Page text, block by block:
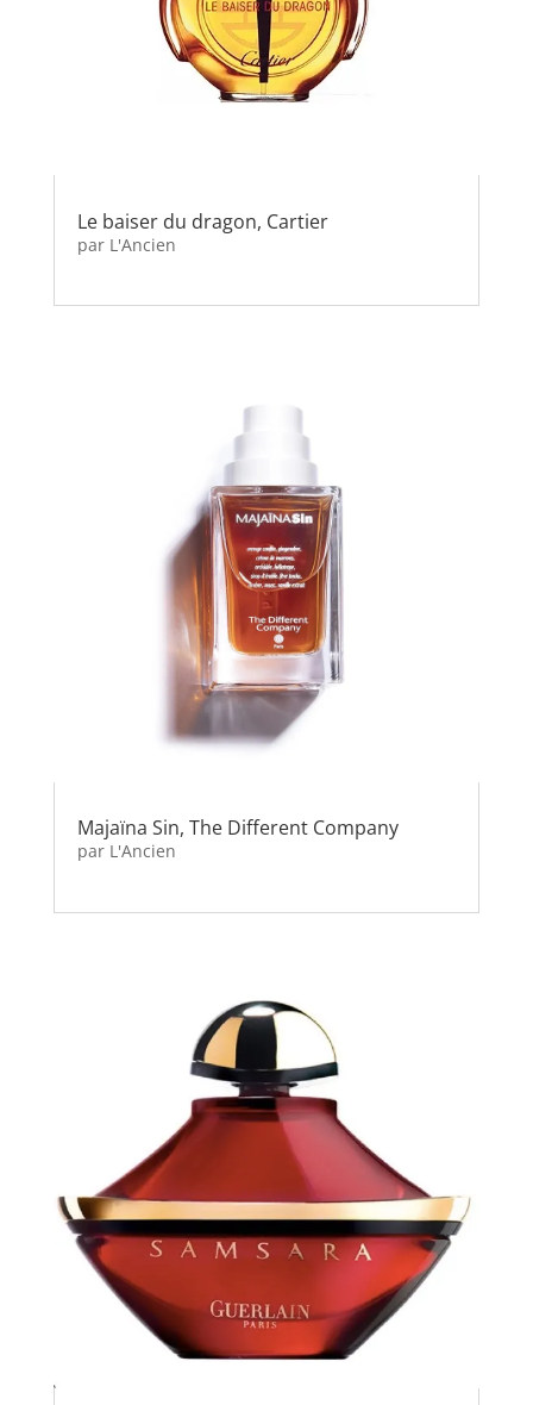
Le baiser du dragon, Cartier
par L'Ancien
Majaïna Sin, The Different Company
par L'Ancien